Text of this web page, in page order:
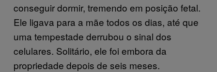
conseguir dormir, tremendo em posição fetal.
Ele ligava para a mãe todos os dias, até que
uma tempestade derrubou o sinal dos
celulares. Solitário, ele foi embora da
propriedade depois de seis meses.